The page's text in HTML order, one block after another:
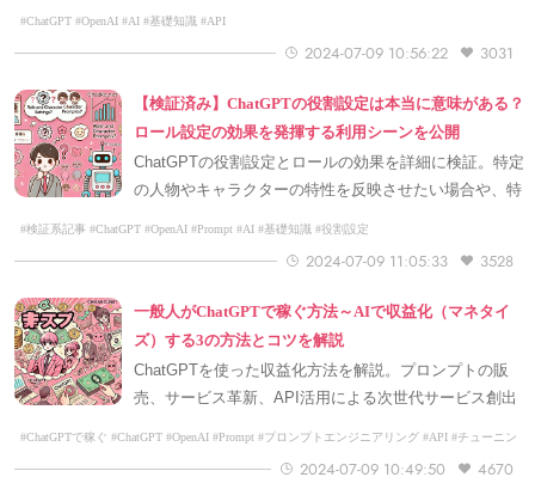
#ChatGPT #OpenAI #AI #基礎知識 #API
2024-07-09 10:56:22 3031
【検証済み】ChatGPTの役割設定は本当に意味がある？
ロール設定の効果を発揮する利用シーンを公開
ChatGPTの役割設定とロールの効果を詳細に検証。特定
の人物やキャラクターの特性を反映させたい場合や、特
#検証系記事 #ChatGPT #OpenAI #Prompt #AI #基礎知識 #役割設定
2024-07-09 11:05:33 3528
一般人がChatGPTで稼ぐ方法～AIで収益化（マネタイ
ズ）する3の方法とコツを解説
ChatGPTを使った収益化方法を解説。プロンプトの販
売、サービス革新、API活用による次世代サービス創出
#ChatGPTで稼ぐ #ChatGPT #OpenAI #Prompt #プロンプトエンジニアリング #API #チューニン
2024-07-09 10:49:50 4670